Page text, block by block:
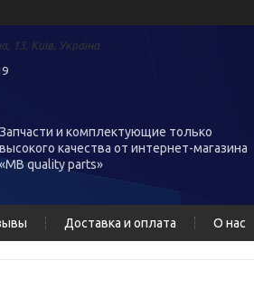
13, Київ, Україна
Запчасти и комплектующие только
высокого качества от интернет-магазина
«MB quality parts»
Доставка и оплата О нас